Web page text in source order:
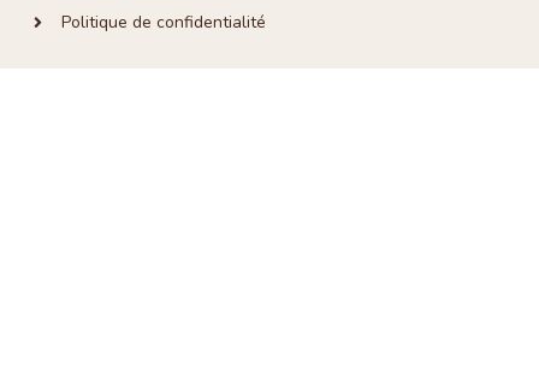
Politique de confidentialité